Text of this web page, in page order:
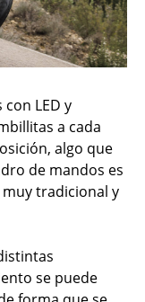
LED y
a cada
algo que
de mandos es
tradicional y
se puede